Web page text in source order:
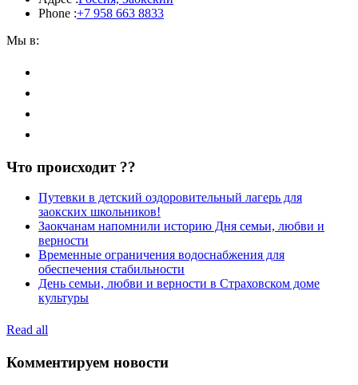
Phone :+7 958 663 8833
Мы в:
Что происходит ??
Путевки в детский оздоровительный лагерь для
заокских школьников!
Заокчанам напомнили историю Дня семьи, любви и
верности
Временные ограничения водоснабжения для
обеспечения стабильности
День семьи, любви и верности в Страховском доме
культуры
Read all
Комментируем новости